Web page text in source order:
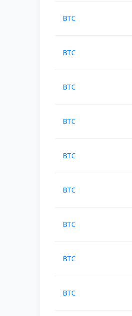
BTC
BTC
BTC
BTC
BTC
BTC
BTC
BTC
BTC